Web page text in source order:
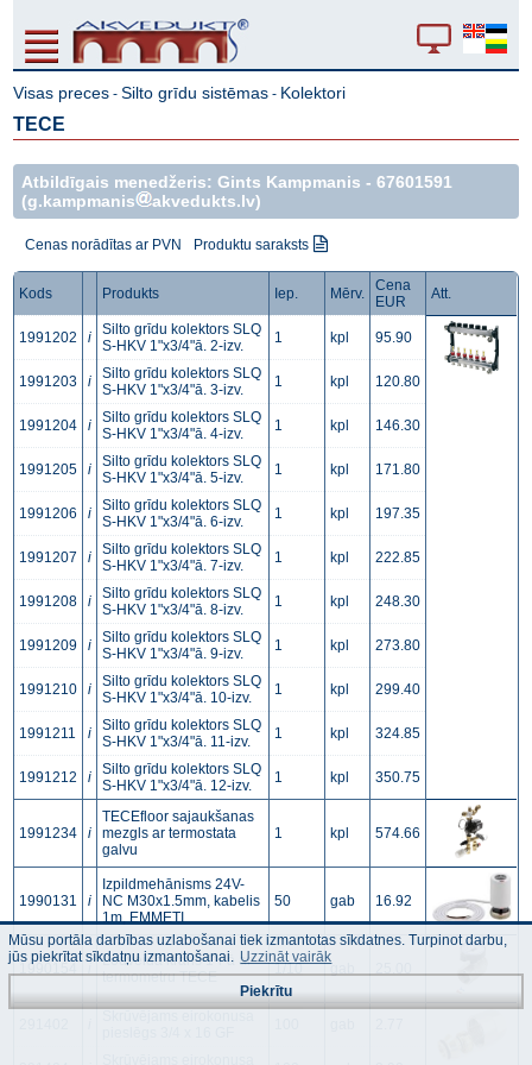
Visas preces -Silto grīdu sistēmas - Kolektori
TECE
Atbildīgais menedžeris: Gints Kampmanis -67601591
(g.kampmanis
akvedukts.lv)
Cenas norādītas ar PVN Produktu saraksts
Kods Produkts Iep. Mērv.
Cena
EUR
Att.
1991202 i
Silto grīdu kolektors SLQ
S-HKV 1"x3/4"ā. 2-izv.
1 kpl 95.90
1991203 i
Silto grīdu kolektors SLQ
S-HKV 1"x3/4"ā. 3-izv.
1 kpl 120.80
1991204 i
Silto grīdu kolektors SLQ
S-HKV 1"x3/4"ā. 4-izv.
1 kpl 146.30
1991205 i
Silto grīdu kolektors SLQ
S-HKV 1"x3/4"ā. 5-izv.
1 kpl 171.80
1991206 i
Silto grīdu kolektors SLQ
S-HKV 1"x3/4"ā. 6-izv.
1 kpl 197.35
1991207 i
Silto grīdu kolektors SLQ
S-HKV 1"x3/4"ā. 7-izv.
1 kpl 222.85
1991208 i
Silto grīdu kolektors SLQ
S-HKV 1"x3/4"ā. 8-izv.
1 kpl 248.30
1991209 i
Silto grīdu kolektors SLQ
S-HKV 1"x3/4"ā. 9-izv.
1 kpl 273.80
1991210 i
Silto grīdu kolektors SLQ
S-HKV 1"x3/4"ā. 10-izv.
1 kpl 299.40
1991211 i
Silto grīdu kolektors SLQ
S-HKV 1"x3/4"ā. 11-izv.
1 kpl 324.85
1991212 i
Silto grīdu kolektors SLQ
S-HKV 1"x3/4"ā. 12-izv.
1 kpl 350.75
1991234 i
TECEfloor sajaukšanas
mezgls ar termostata
galvu
1 kpl 574.66
1990131 i
Izpildmehānisms 24V-
NC M30x1.5mm, kabelis
1m, EMMETI
50 gab 16.92
1990154
Lodveida krāns 1"i-ā ar
termometru TECE
1/10 gab
Mūsu portāla darbības uzlabošanai tiek izmantotas sīkdatnes. Turpinot darbu,
jūs piekrītat sīkdatņu izmantošanai. Uzzināt vairāk
Piekrītu